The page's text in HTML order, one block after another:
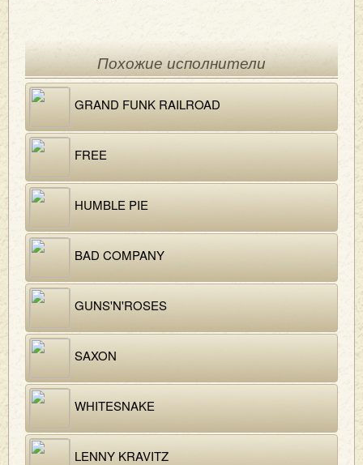
Похожие исполнители
GRAND FUNK RAILROAD
FREE
HUMBLE PIE
BAD COMPANY
GUNS'N'ROSES
SAXON
WHITESNAKE
LENNY KRAVITZ